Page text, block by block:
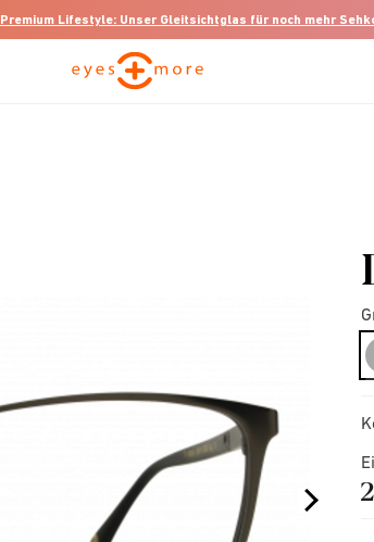
Premium Lifestyle: Unser Gleitsichtglas für noch mehr